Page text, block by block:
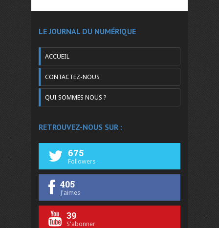
LE JOURNAL DU NUMÉRIQUE
ACCUEIL
CONTACTEZ-NOUS
QUI SOMMES NOUS ?
RETROUVEZ-NOUS SUR :
675
Followers
405
J'aimes
39
S'abonner